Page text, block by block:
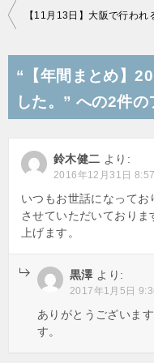
投
ゲ
シ
ョ
ン
“【年間まとめ】
した。” への2件
鈴木健二 より:
2016年12月31日
いつもお世話になってお
させていただいており
上げます。
黒澤 より:
2017年1月5日
ありがとうございま
す。